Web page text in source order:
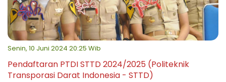
Senin, 10 Juni 2024 20:25 Wib
Pendaftaran PTDI STTD 2024/2025 (Politeknik
Transporasi Darat Indonesia - STTD)